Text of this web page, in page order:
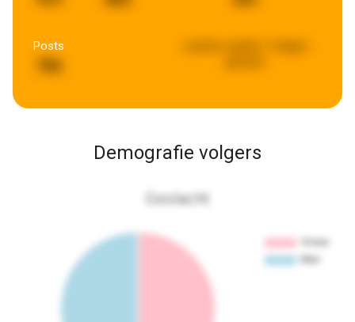
Posts
786
Demografie volgers
Geslacht